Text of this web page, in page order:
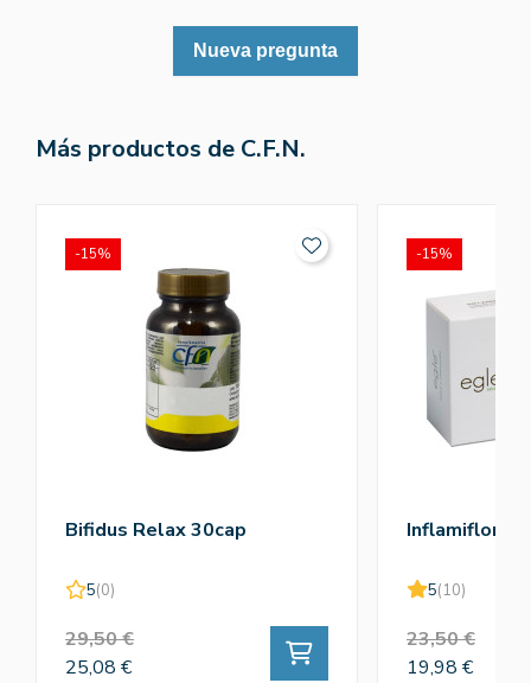
Nueva pregunta
Más productos de C.F.N.
Bifidus Relax 30cap
5(0)
29,50 €
25,08 €
-15%
Inflamiflora
5(10)
23,50 €
19,98 €
-15%